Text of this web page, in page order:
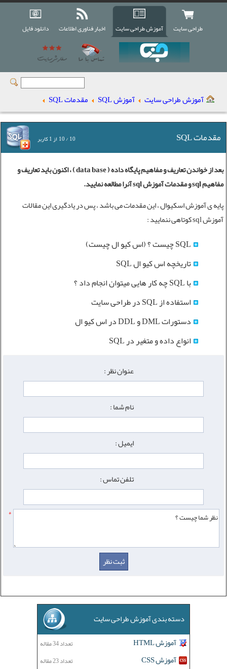
طراحی سایت آموزش طراحی سایت اخبار فناوری اطلاعات دانلود فایل
آموزش طراحی سایت آموزش SQL مقدمات SQL
مقدمات SQL 10/10 از1کاربر
بعد از خواندن تعاریف ومفاهیم پایگاه داده
( data base ) ، اکنون باید تعاریف و
مفاهیم sql و مقدمات
آموزش sql
آنرا مطالعه نمایید.
پایه یآموزش اسکیوال، این مقدمات می باشد ، پس در یادگیری این مقالات
آموزش sql
کوتاهی ننمایید :
SQL چیست ؟ (اس کیو ال چیست)
تاریخچه اس کیو ال SQL
با SQL چه کار هایی میتوان انجام داد ؟
استفاده از SQL در طراحی سایت
دستورات DML و DDL در اس کیو ال
انواع داده و متغیر در SQL
عنوان نظر :
نام شما :
ایمیل :
تلفن تماس :
*
دسته بندی آموزش طراحی سایت
آموزش HTML
تعداد 34 مقاله
آموزش CSS تعداد 23 مقاله